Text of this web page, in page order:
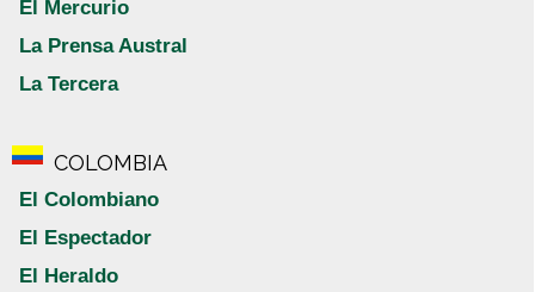
El Mercurio
La Prensa Austral
La Tercera
COLOMBIA
El Colombiano
El Espectador
El Heraldo